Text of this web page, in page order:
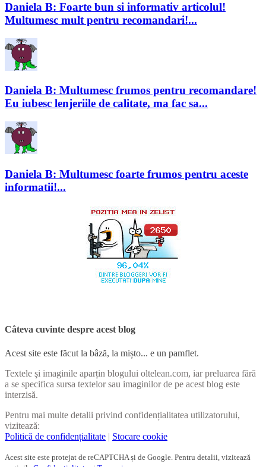
Daniela B: Foarte bun si informativ articolul!
Multumesc mult pentru recomandari!...
Daniela B: Multumesc frumos pentru recomandare!
Eu iubesc lenjeriile de calitate, ma fac sa...
Daniela B: Multumesc foarte frumos pentru aceste
informatii!...
Câteva cuvinte despre acest blog
Acest site este făcut la bâză, la mișto... e un pamflet.
Textele şi imaginile aparțin blogului oltelean.com, iar preluarea fără
a se specifica sursa textelor sau imaginilor de pe acest blog este
interzisă.
Pentru mai multe detalii privind confidențialitatea utilizatorului,
vizitează:
Politică de confidențialitate | Stocare cookie
Acest site este protejat de reCAPTCHA și de Google. Pentru detalii, vizitează